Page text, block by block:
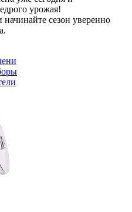
урожая!
начинайте сезон уверенно